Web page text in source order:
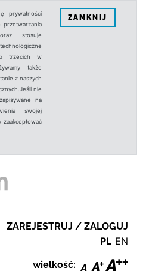
prywatności
stosuje
trzecich w
także
z naszych
nie
na
swojej
zaakceptować
ZAMKNIJ
ZAREJESTRUJ / ZALOGUJ
PL EN
wielkość: